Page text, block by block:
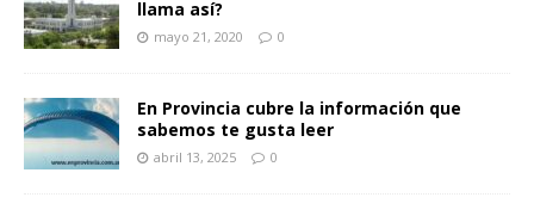
llama así?
mayo 21, 2020 0
En Provincia cubre la información que
sabemos te gusta leer
abril 13, 2025 0